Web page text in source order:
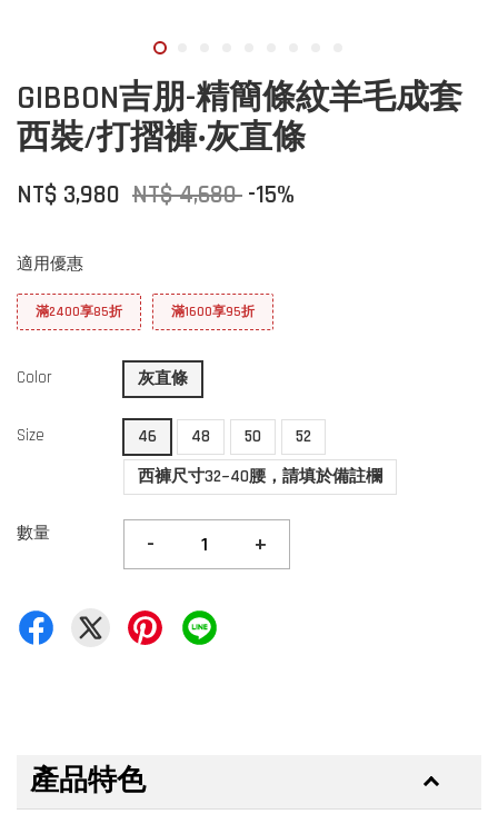
GIBBON吉朋-精簡條紋羊毛成套
西裝/打摺褲‧灰直條
NT$ 3,980 NT$ 4,680 -15%
適用優惠
滿2400享85折 滿1600享95折
Color 灰直條
Size 46 48 50
52
西褲尺寸32~40腰，請填於備註欄
數量 - +
產品特色